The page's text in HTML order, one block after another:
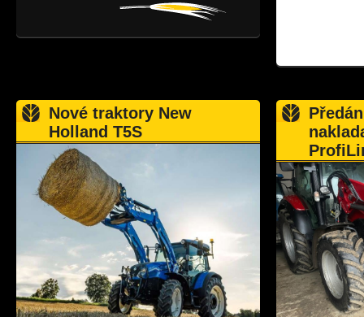
Nové traktory New
Holland T5S